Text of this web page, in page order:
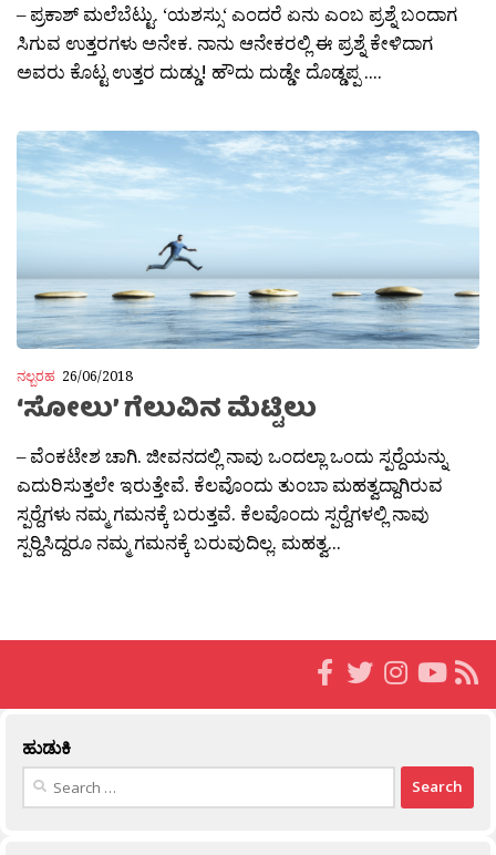
– ಪ್ರಕಾಶ್ ಮಲೆಬೆಟ್ಟು. ‘ಯಶಸ್ಸು‘ ಎಂದರೆ ಏನು ಎಂಬ ಪ್ರಶ್ನೆ ಬಂದಾಗ
ಸಿಗುವ ಉತ್ತರಗಳು ಅನೇಕ. ನಾನು ಆನೇಕರಲ್ಲಿ ಈ ಪ್ರಶ್ನೆ ಕೇಳಿದಾಗ
ಅವರು ಕೊಟ್ಟ ಉತ್ತರ ದುಡ್ಡು! ಹೌದು ದುಡ್ಡೇ ದೊಡ್ಡಪ್ಪ ....
ನಲ್ಬರಹ 26/06/2018
‘ಸೋಲು’ ಗೆಲುವಿನ ಮೆಟ್ಟಿಲು
– ವೆಂಕಟೇಶ ಚಾಗಿ. ಜೀವನದಲ್ಲಿ ನಾವು ಒಂದಲ್ಲಾ ಒಂದು ಸ್ಪರ‍್ದೆಯನ್ನು
ಎದುರಿಸುತ್ತಲೇ ಇರುತ್ತೇವೆ. ಕೆಲವೊಂದು ತುಂಬಾ ಮಹತ್ವದ್ದಾಗಿರುವ
ಸ್ಪರ‍್ದೆಗಳು ನಮ್ಮ ಗಮನಕ್ಕೆ ಬರುತ್ತವೆ. ಕೆಲವೊಂದು ಸ್ಪರ‍್ದೆಗಳಲ್ಲಿ ನಾವು
ಸ್ಪರ‍್ದಿಸಿದ್ದರೂ ನಮ್ಮ ಗಮನಕ್ಕೆ ಬರುವುದಿಲ್ಲ. ಮಹತ್ವ...
ಹುಡುಕಿ
Search